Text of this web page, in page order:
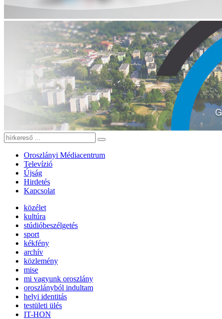
Oroszlányi Médiacentrum
Televízió
Újság
Hirdetés
Kapcsolat
közélet
kultúra
stúdióbeszélgetés
sport
kékfény
archív
közlemény
mise
mi vagyunk oroszlány
oroszlányból indultam
helyi identitás
testületi ülés
IT-HON